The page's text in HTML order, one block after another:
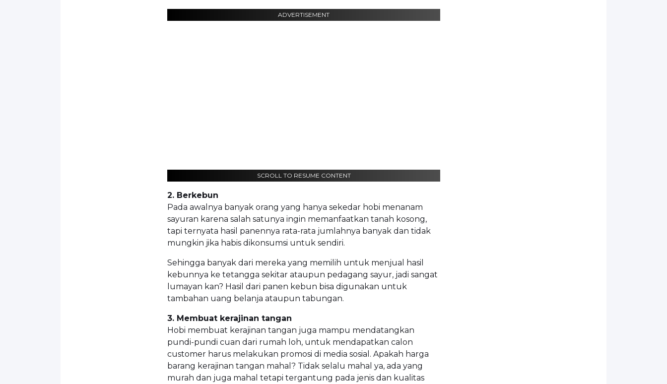
ADVERTISEMENT
SCROLL TO RESUME CONTENT
2. Berkebun
Pada awalnya banyak orang yang hanya sekedar hobi menanam
sayuran karena salah satunya ingin memanfaatkan tanah kosong,
tapi ternyata hasil panennya rata-rata jumlahnya banyak dan tidak
mungkin jika habis dikonsumsi untuk sendiri.
Sehingga banyak dari mereka yang memilih untuk menjual hasil
kebunnya ke tetangga sekitar ataupun pedagang sayur, jadi sangat
lumayan kan? Hasil dari panen kebun bisa digunakan untuk
tambahan uang belanja ataupun tabungan.
3. Membuat kerajinan tangan
Hobi membuat kerajinan tangan juga mampu mendatangkan
pundi-pundi cuan dari rumah loh, untuk mendapatkan calon
customer harus melakukan promosi di media sosial. Apakah harga
barang kerajinan tangan mahal? Tidak selalu mahal ya, ada yang
murah dan juga mahal tetapi tergantung pada jenis dan kualitas